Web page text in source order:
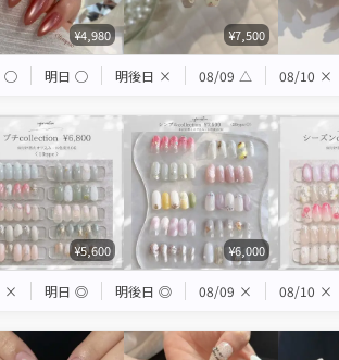
¥4,980 ¥7,500
◯ 明日 ◯ 明後日 × 08/09 △ 08/10 ×
¥5,600 ¥6,000
× 明日 ◎ 明後日 ◎ 08/09 × 08/10 ×